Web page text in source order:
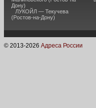
Дону)
ЛУКОЙЛ — Текучева
(Ростов-на-Дону)
© 2013-2026 Адреса России